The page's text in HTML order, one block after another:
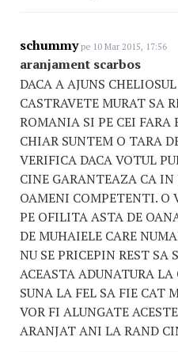
schummype 10 Mar 2015, 17:56
aranjament scarbos
DACA A AJUNS
CASTRAVETE MURAT SA
ROMANIA SI PE CEI FARA
CHIAR SUNTEM O TARA
VERIFICA DACA VOTUL
CINE GARANTEAZA CA IN
OAMENI COMPETENTI. O
PE OFILITA ASTA DE
DE MUHAIELE CARE
NU SE PRICEPIN REST SA
ACEASTA ADUNATURA LA
SUNA LA FEL SA FIE CAT
VOR FI ALUNGATE
ARANJAT ANI LA RAND